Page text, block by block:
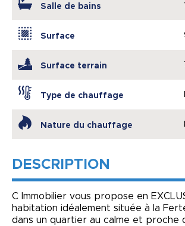
Salle de bains 1
Surface
Surface terrain
Type de chauffage
Nature du chauffage
DESCRIPTION
C Immobilier vous propose en
habitation idéalement située à la
dans un quartier au calme et proche